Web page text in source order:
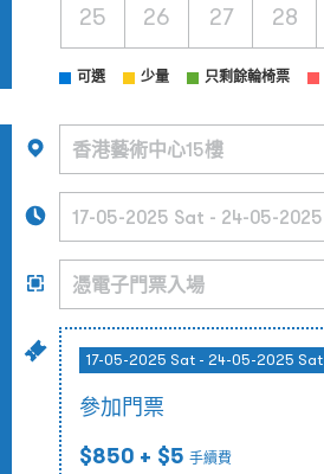
25 26 27 28
可選 少量 只剩餘輪椅票
17-05-2025 Sat - 24-05-2025 Sat
參加門票
$850 + $5 手續費